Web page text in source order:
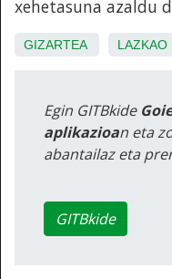
xehetasuna azaldu
GIZARTEA LAZKAO
Egin GITBkide
aplikazioan eta
abantailaz eta
GITBkide